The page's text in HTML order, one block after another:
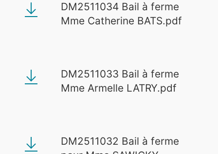
DM2511034 Bail à ferme
Mme Catherine BATS.pdf
DM2511033 Bail à ferme
Mme Armelle LATRY.pdf
DM2511032 Bail à ferme